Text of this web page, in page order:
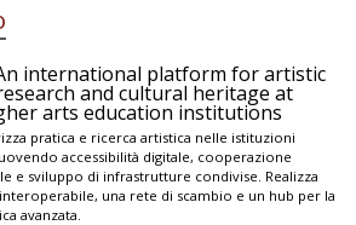
international platform for artistic
and cultural heritage at
arts education institutions
pratica e ricerca artistica nelle istituzioni
accessibilità digitale, cooperazione
e sviluppo di infrastrutture condivise. Realizza
una rete di scambio e un hub per la
avanzata.